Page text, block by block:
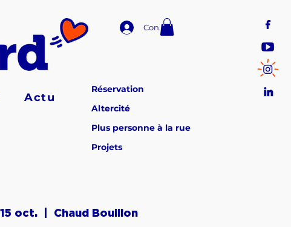
Connexion
Actu
Réservation
Altercité
Plus personne à la rue
Projets
oct.
  |
Chaud Bouillon